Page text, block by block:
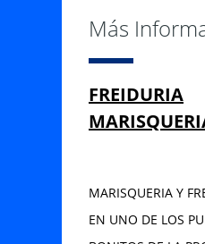
Más
FREIDURIA
MARISQUERIA Y
EN UNO DE LOS
Información
AVDA EL TOYO
Rivera, Cádiz